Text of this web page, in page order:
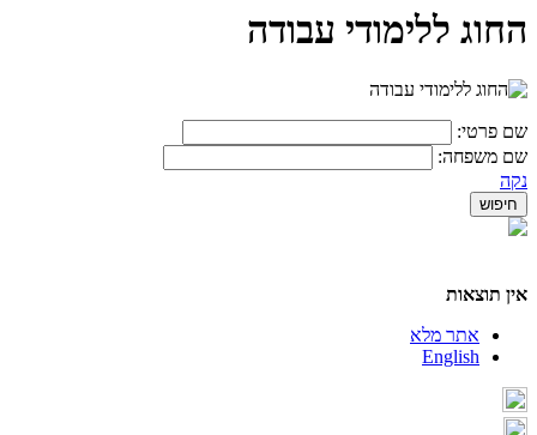
החוג ללימודי עבודה
שם פרטי:
שם משפחה:
נקה
אין תוצאות
אתר מלא
English